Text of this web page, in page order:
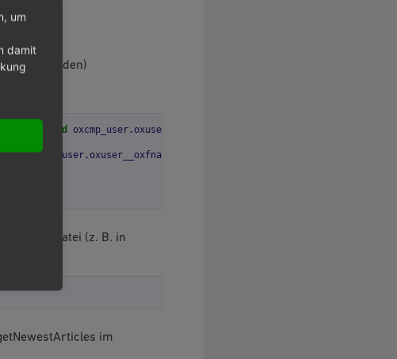
werden)
and oxcmp_user.oxuser__oxlname.value
{{ oxcmp_user.oxuser__oxfname.value
Datei (z. B. in
im
um
damit